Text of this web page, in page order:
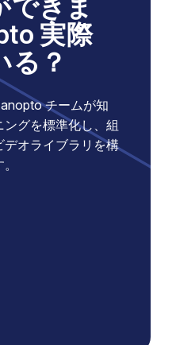
実際
る？
チームが知
グを標準化し、組
オライブラリを構